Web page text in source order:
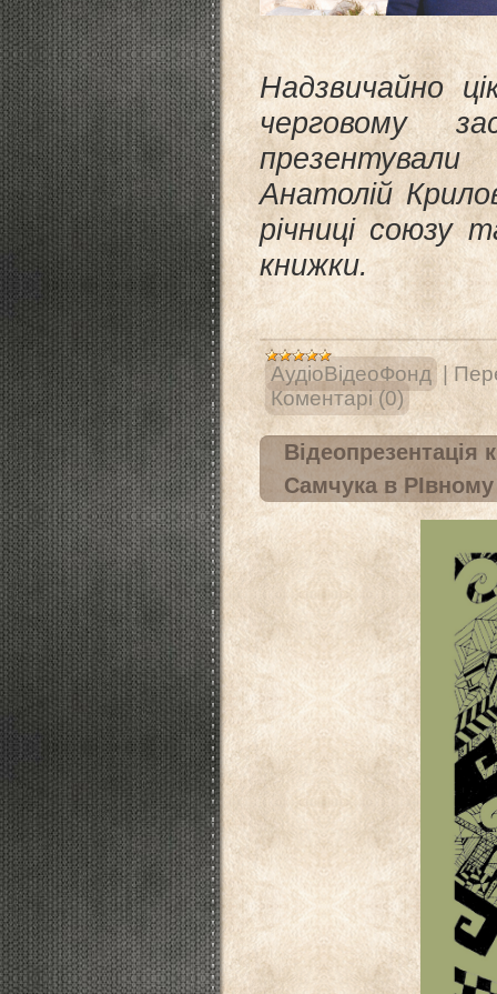
Надзвичайно
черговому
Анатолій
річниці союзу
книжки.
АудіоВідеоФонд |
Коментарі (0)
Відеопрезентація
Самчука в РІвному